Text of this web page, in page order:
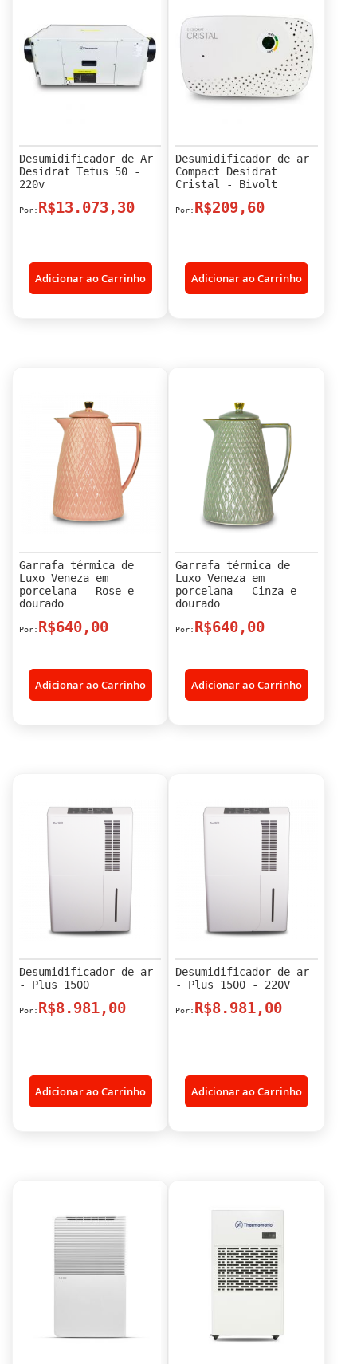
Desumidificador de Ar
Desidrat Tetus 50 -
220v
R$13.073,30
Adicionar ao Carrinho
Desumidificador de ar
Compact Desidrat
Cristal - Bivolt
R$209,60
Adicionar ao Carrinho
Garrafa térmica de
Luxo Veneza em
porcelana - Rose e
dourado
R$640,00
Adicionar ao Carrinho
Garrafa térmica de
Luxo Veneza em
porcelana - Cinza e
dourado
R$640,00
Adicionar ao Carrinho
Desumidificador de ar
- Plus 1500
R$8.981,00
Adicionar ao Carrinho
Desumidificador de ar
- Plus 1500 - 220V
R$8.981,00
Adicionar ao Carrinho